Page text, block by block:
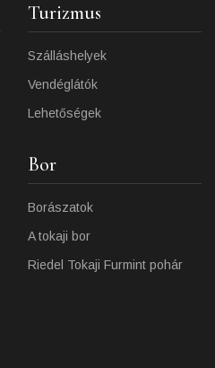
Turizmus
Szálláshelyek
Vendéglátók
Lehetőségek
Bor
Borászatok
A tokaji bor
Riedel Tokaji Furmint pohár